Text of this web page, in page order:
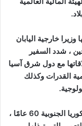
خارجية اليابان
، شدد السفير
مع دول شرق آسيا
القدرات وكذلك
واستمرت العلاقات الدبلوماسية بين إثيوبيا وكوريا الجنوبية 60 عامًا ،